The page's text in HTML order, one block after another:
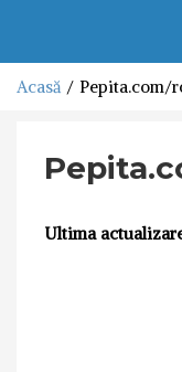
Acasă Pepita.com/
Ultima